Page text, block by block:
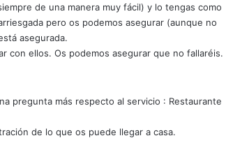
de una manera muy fácil) y lo tengas como
pero os podemos asegurar (aunque no
asegurada.
con ellos. Os podemos asegurar que no fallaréis.
pregunta más respecto al servicio : Restaurante
de lo que os puede llegar a casa.